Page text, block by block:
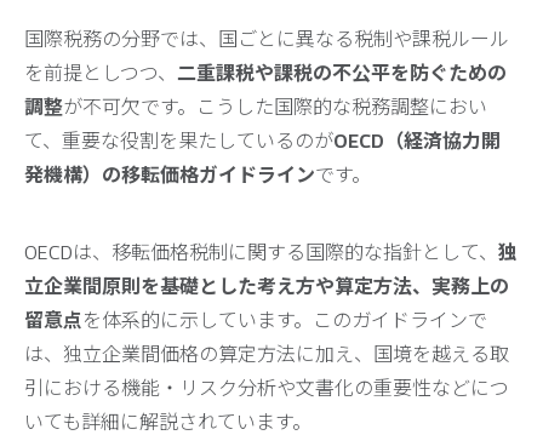
国際税務の分野では、国ごとに異なる税制や課税ルール
を前提としつつ、 二重課税や課税の不公平を防ぐための
調整が不可欠です。こうした国際的な税務調整におい
て、重要な役割を果たしているのがOECD（経済協力開
発機構）の移転価格ガイドラインです。
OECDは、移転価格税制に関する国際的な指針として、 独
立企業間原則を基礎とした考え方や算定方法、実務上の
留意点を体系的に示しています。このガイドラインで
は、独立企業間価格の算定方法に加え、国境を越える取
引における機能・リスク分析や文書化の重要性などにつ
いても詳細に解説されています。